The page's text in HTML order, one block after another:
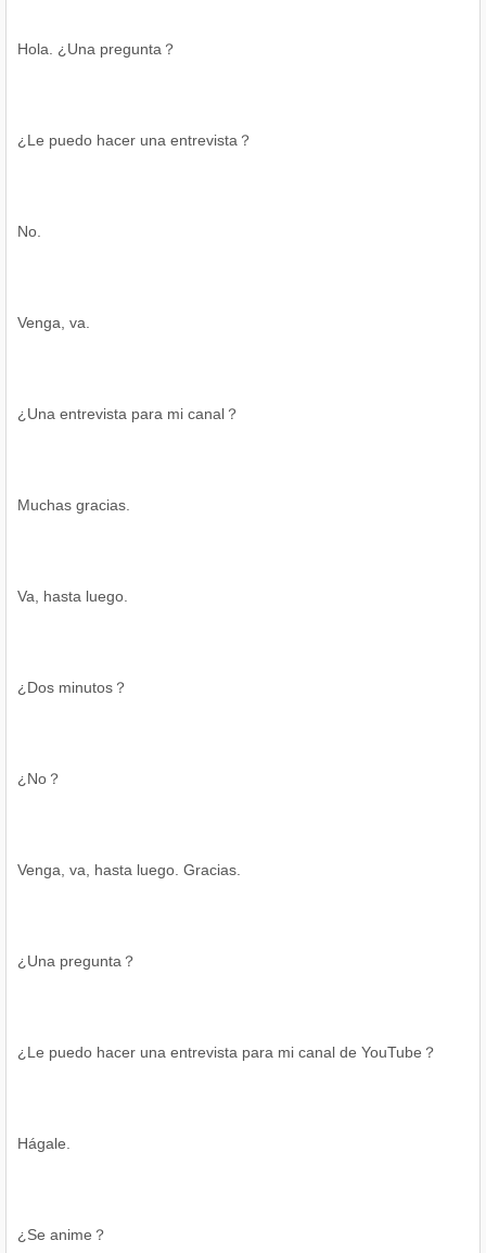
Hola. ¿Una pregunta？
¿Le puedo hacer una entrevista？
No.
Venga, va.
¿Una entrevista para mi canal？
Muchas gracias.
Va, hasta luego.
¿Dos minutos？
¿No？
Venga, va, hasta luego. Gracias.
¿Una pregunta？
¿Le puedo hacer una entrevista para mi canal de YouTube？
Hágale.
¿Se anime？